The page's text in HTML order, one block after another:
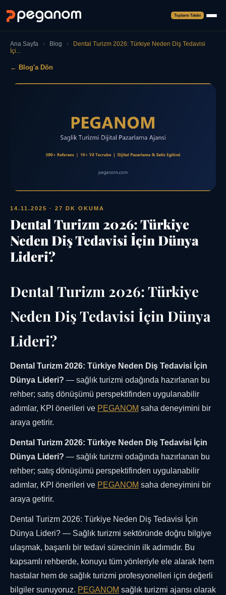
Toplantı Talebi
Ana Sayfa › Blog ›
Dental Turizm 2026: Türkiye Neden Diş Tedavisi
İçi...
← Blog'a Dön
14.11.2025 · 27 DK OKUMA
Dental Turizm 2026: Türkiye
Neden Diş Tedavisi İçin Dünya
Lideri?
Dental Turizm 2026: Türkiye
Neden Diş Tedavisi İçin Dünya
Lideri?
Dental Turizm 2026: Türkiye Neden Diş Tedavisi İçin
Dünya Lideri? — sağlık turizmi odağında hazırlanan bu
rehber; satış dönüşümü perspektifinden uygulanabilir
adımlar, KPI önerileri ve PEGANOM saha deneyimini bir
araya getirir.
Dental Turizm 2026: Türkiye Neden Diş Tedavisi İçin
Dünya Lideri? — sağlık turizmi odağında hazırlanan bu
rehber; satış dönüşümü perspektifinden uygulanabilir
adımlar, KPI önerileri ve PEGANOM saha deneyimini bir
araya getirir.
Dental Turizm 2026: Türkiye Neden Diş Tedavisi İçin
Dünya Lideri? — Sağlık turizmi sektöründe doğru bilgiye
ulaşmak, başarılı bir tedavi sürecinin ilk adımıdır. Bu
kapsamlı rehberde, konuyu tüm yönleriyle ele alarak hem
hastalar hem de sağlık turizmi profesyonelleri için değerli
bilgiler sunuyoruz. PEGANOM sağlık turizmi ajansı olarak